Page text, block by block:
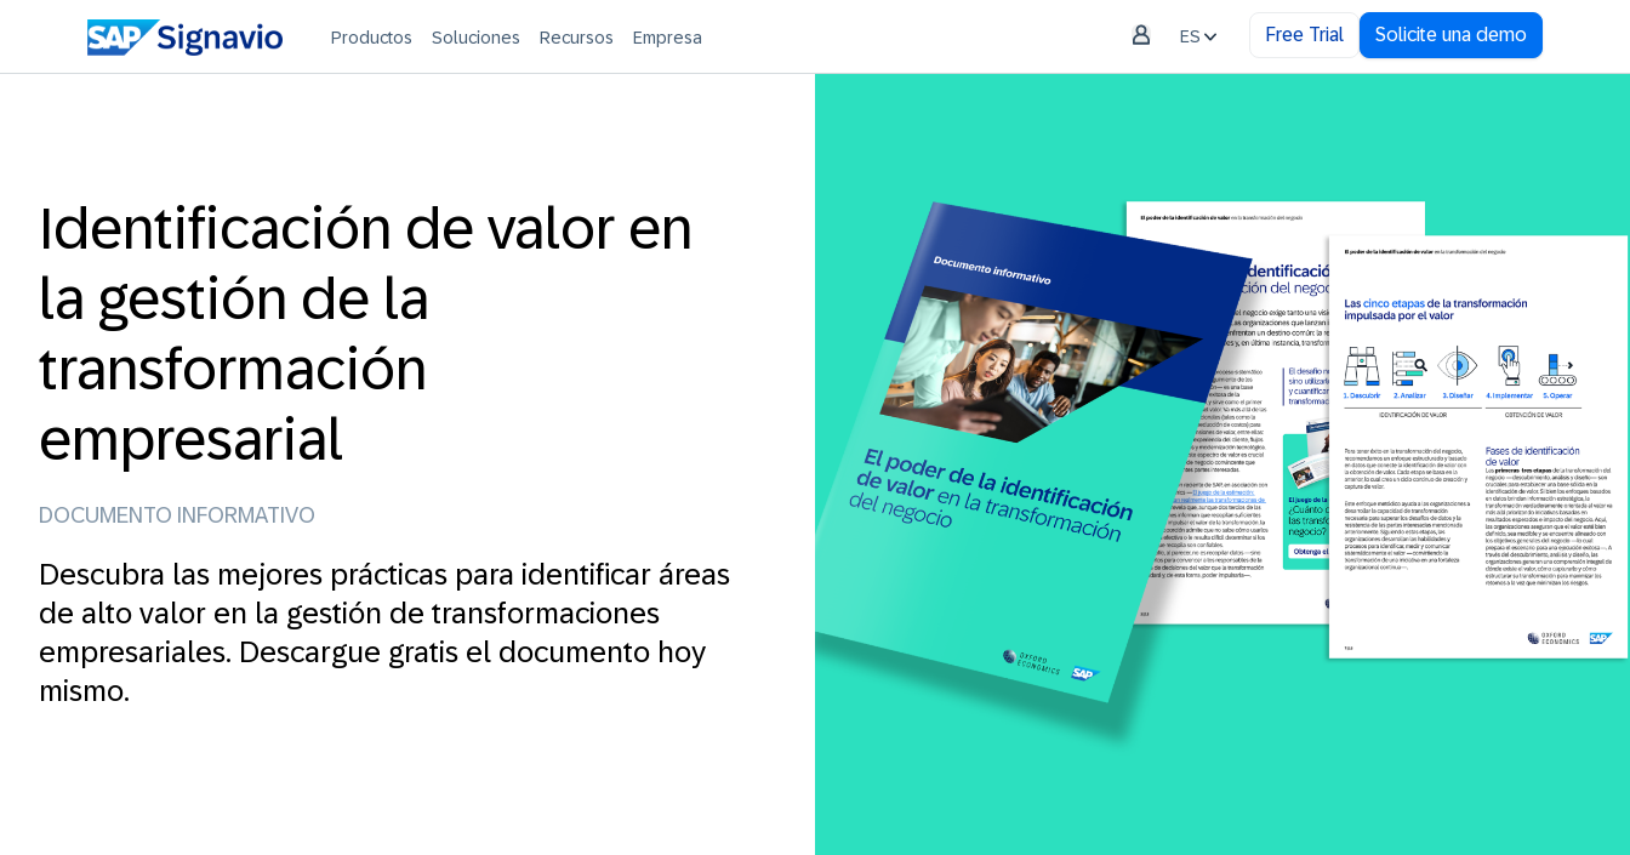
Productos Soluciones Recursos Empresa ES Free Trial Solicite una demo
Identificación de valor en
la gestión de la
transformación
empresarial
DOCUMENTO INFORMATIVO
Descubra las mejores prácticas para identificar áreas
de alto valor en la gestión de transformaciones
empresariales. Descargue gratis el documento hoy
mismo.